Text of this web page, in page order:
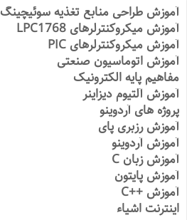
آموزش طراحی منابع تغذیه سوئیچینگ
آموزش میکروکنترلرهای LPC1768
آموزش میکروکنترلرهای PIC
آموزش اتوماسیون صنعتی
مفاهیم پایه الکترونیک
آموزش آلتیوم دیزاینر
پروژه های آردوینو
آموزش رزبری پای
آموزش آردوینو
آموزش زبان C
آموزش پایتون
آموزش ++C
اینترنت اشیاء